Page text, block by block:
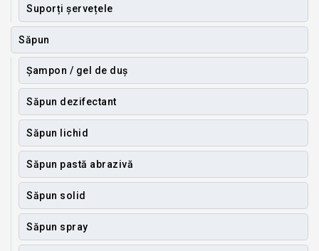
Suporți șervețele
Săpun
Șampon / gel de duș
Săpun dezifectant
Săpun lichid
Săpun pastă abrazivă
Săpun solid
Săpun spray